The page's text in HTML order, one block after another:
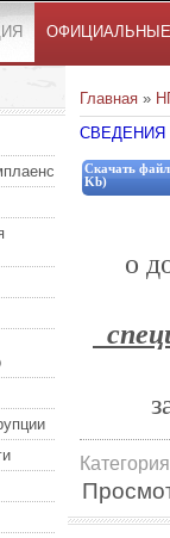
Главная »
СВЕДЕНИЯ
Скачать
Kb)
о
Категория